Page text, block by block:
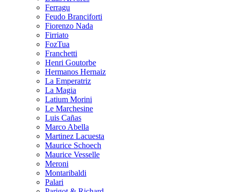
Ferragu
Feudo Branciforti
Fiorenzo Nada
Firriato
FozTua
Franchetti
Henri Goutorbe
Hermanos Hernaiz
La Emperatriz
La Magia
Latium Morini
Le Marchesine
Luis Cañas
Marco Abella
Martinez Lacuesta
Maurice Schoech
Maurice Vesselle
Meroni
Montaribaldi
Palari